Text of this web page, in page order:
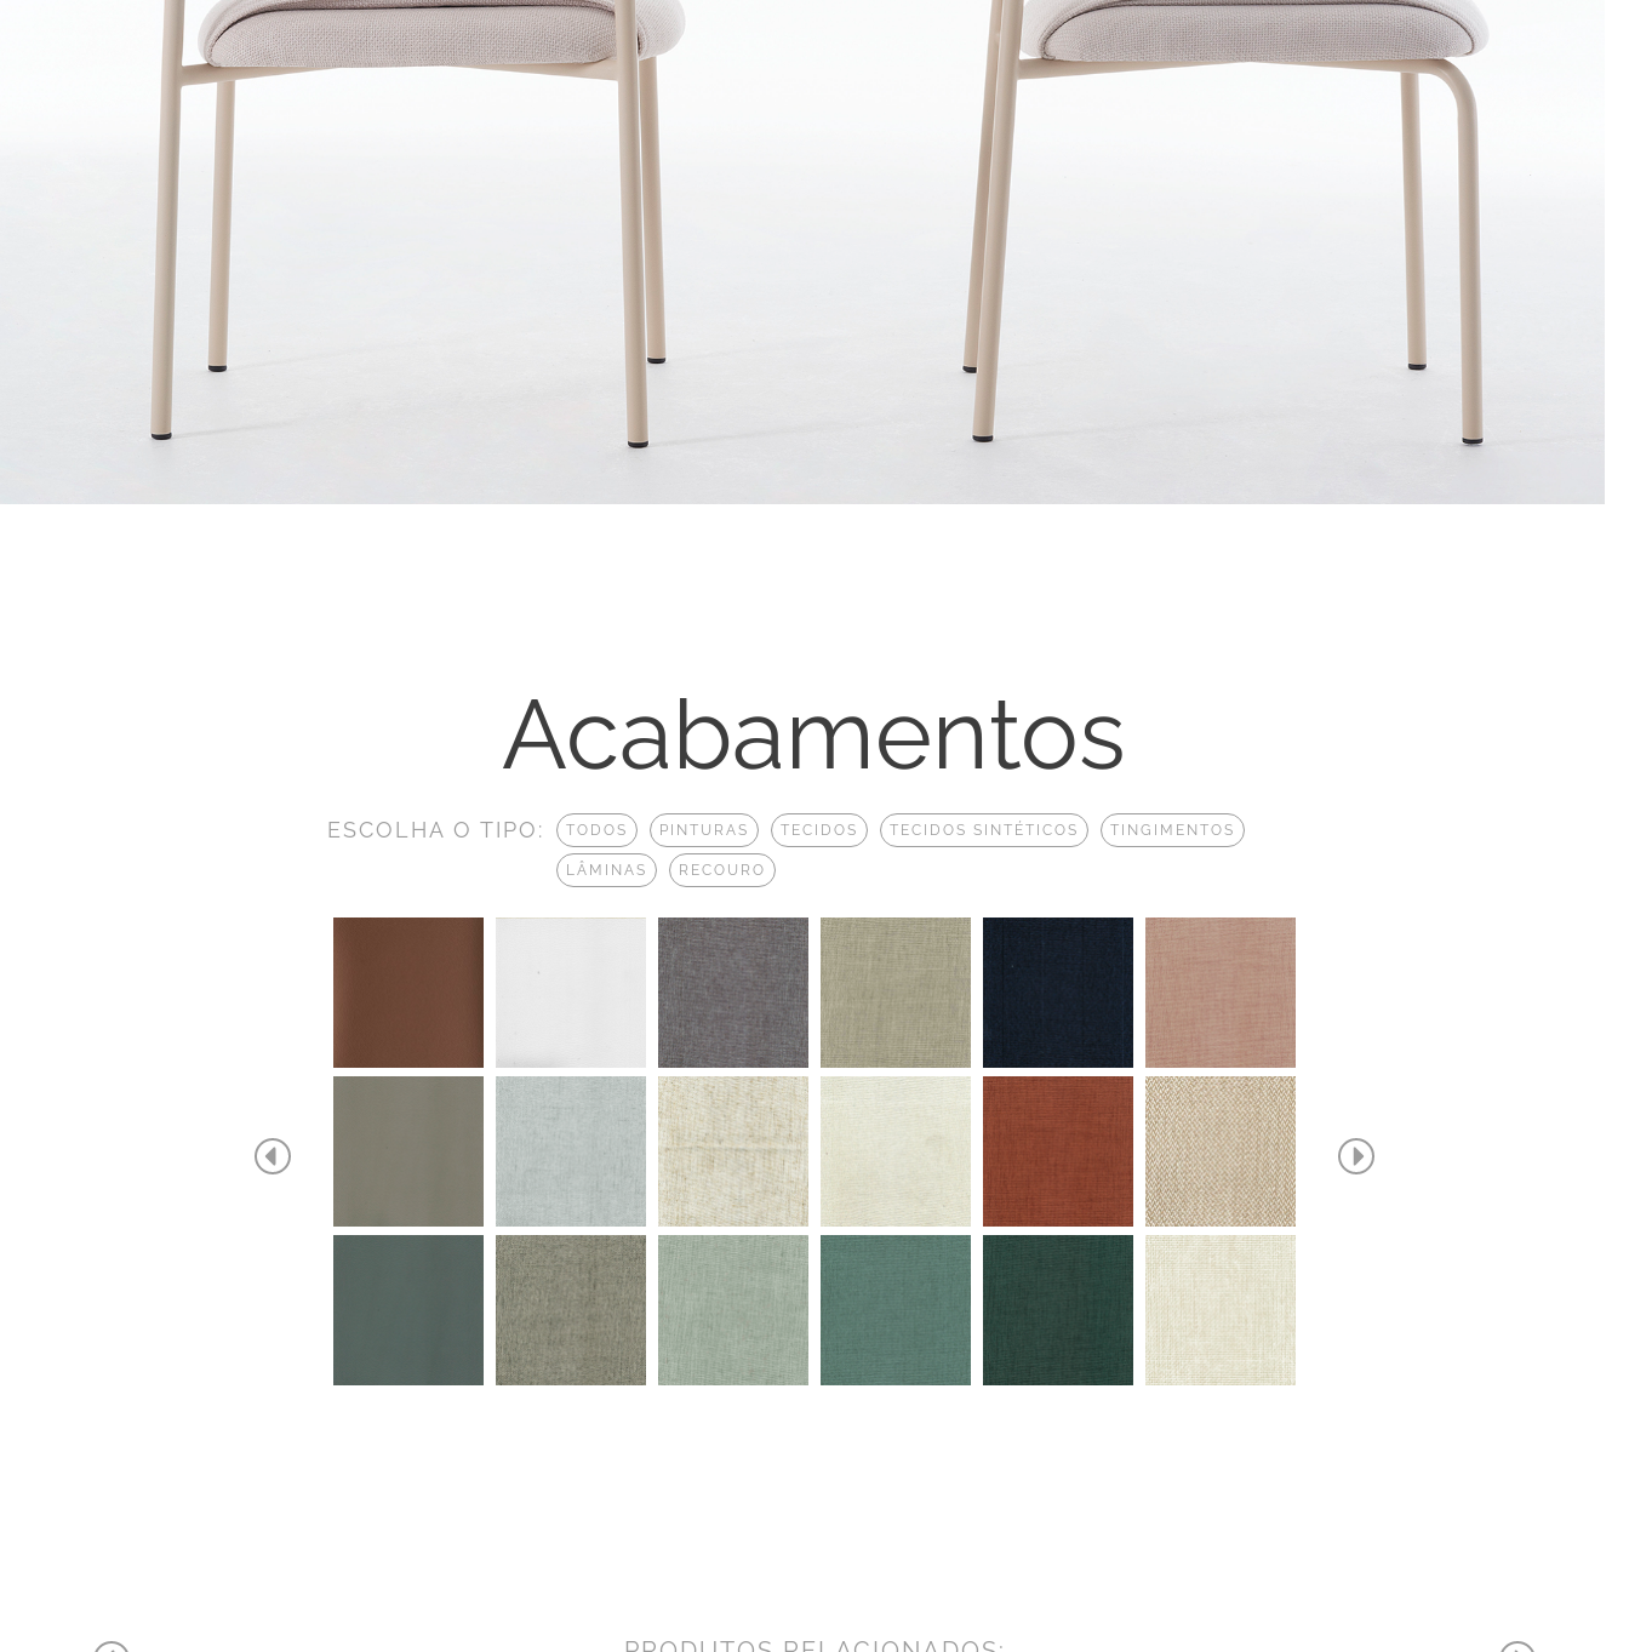
Acabamentos
ESCOLHA O TIPO: TODOS PINTURAS TECIDOS TECIDOS SINTÉTICOS TINGIMENTOS
LÂMINAS RECOURO